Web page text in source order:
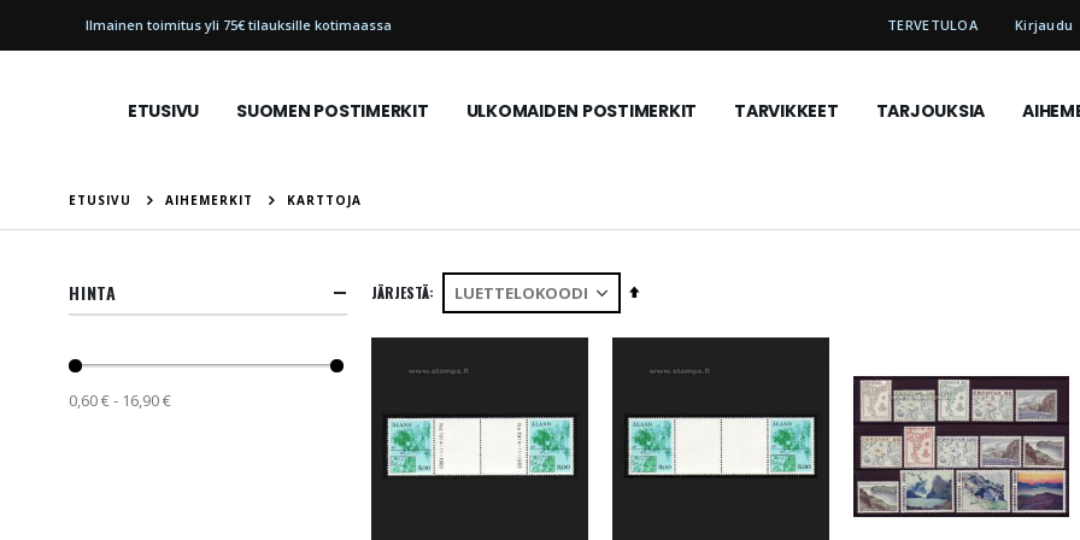
TERVETULOA Kirjaudu
Ilmainen toimitus yli 75€ tilauksille kotimaassa
ETUSIVU SUOMEN POSTIMERKIT ULKOMAIDEN POSTIMERKIT TARVIKKEET TARJOUKSIA
ETUSIVU AIHEMERKIT KARTTOJA
JÄRJESTÄ
Aseta
HINTA
0,60 € - 16,90 €